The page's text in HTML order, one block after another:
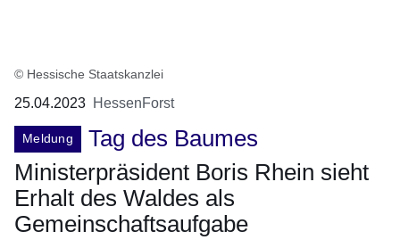
© Hessische Staatskanzlei
25.04.2023 HessenForst
Meldung
Tag des Baumes
Ministerpräsident Boris Rhein sieht
Erhalt des Waldes als
Gemeinschaftsaufgabe